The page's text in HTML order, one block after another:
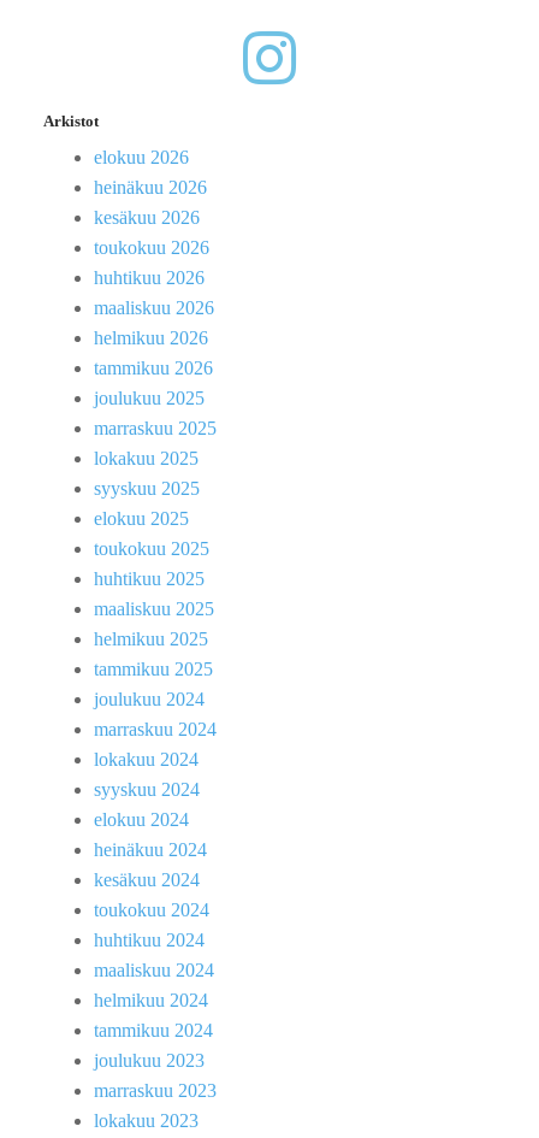
Arkistot
elokuu 2026
heinäkuu 2026
kesäkuu 2026
toukokuu 2026
huhtikuu 2026
maaliskuu 2026
helmikuu 2026
tammikuu 2026
joulukuu 2025
marraskuu 2025
lokakuu 2025
syyskuu 2025
elokuu 2025
toukokuu 2025
huhtikuu 2025
maaliskuu 2025
helmikuu 2025
tammikuu 2025
joulukuu 2024
marraskuu 2024
lokakuu 2024
syyskuu 2024
elokuu 2024
heinäkuu 2024
kesäkuu 2024
toukokuu 2024
huhtikuu 2024
maaliskuu 2024
helmikuu 2024
tammikuu 2024
joulukuu 2023
marraskuu 2023
lokakuu 2023